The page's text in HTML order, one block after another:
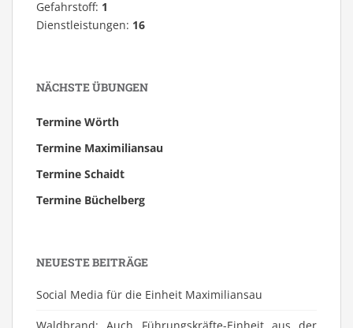
Gefahrstoff: 1
Dienstleistungen: 16
NÄCHSTE ÜBUNGEN
Termine Wörth
Termine Maximiliansau
Termine Schaidt
Termine Büchelberg
NEUESTE BEITRÄGE
Social Media für die Einheit Maximiliansau